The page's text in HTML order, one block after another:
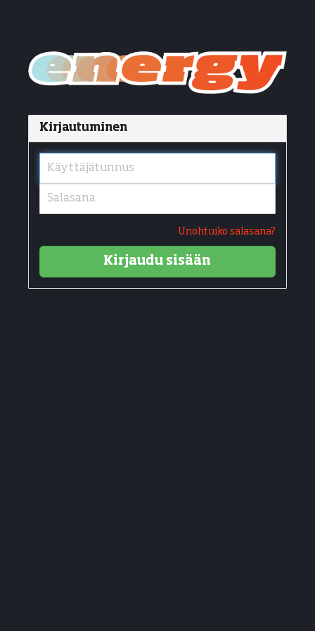
Kirjautuminen
Unohtuiko salasana?